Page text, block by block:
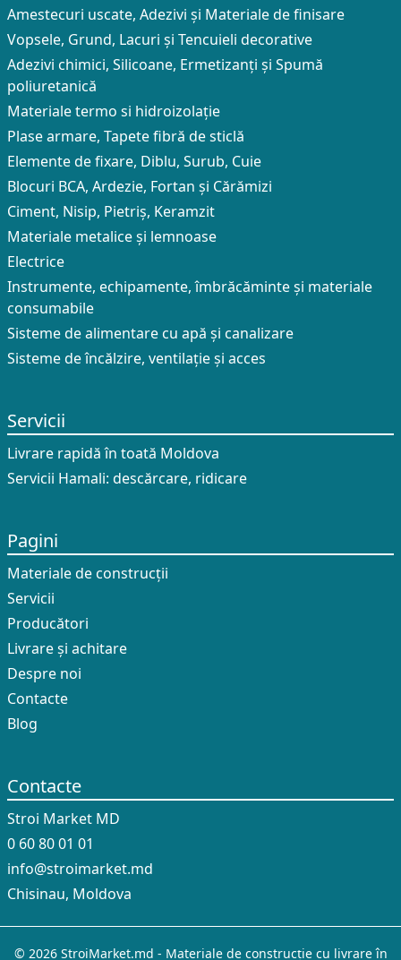
Amestecuri uscate, Adezivi şi Materiale de finisare
Vopsele, Grund, Lacuri și Tencuieli decorative
Adezivi chimici, Silicoane, Ermetizanți și Spumă
poliuretanică
Materiale termo si hidroizolație
Plase armare, Tapete fibră de sticlă
Elemente de fixare, Diblu, Surub, Cuie
Blocuri BCA, Ardezie, Fortan și Cărămizi
Ciment, Nisip, Pietriș, Keramzit
Materiale metalice și lemnoase
Electrice
Instrumente, echipamente, îmbrăcăminte și materiale
consumabile
Sisteme de alimentare cu apă și canalizare
Sisteme de încălzire, ventilație și acces
Servicii
Livrare rapidă în toată Moldova
Servicii Hamali: descărcare, ridicare
Pagini
Materiale de construcții
Servicii
Producători
Livrare și achitare
Despre noi
Contacte
Blog
Contacte
Stroi Market MD
0 60 80 01 01
info@stroimarket.md
Chisinau, Moldova
© 2026 StroiMarket.md - Materiale de construcție cu livrare în